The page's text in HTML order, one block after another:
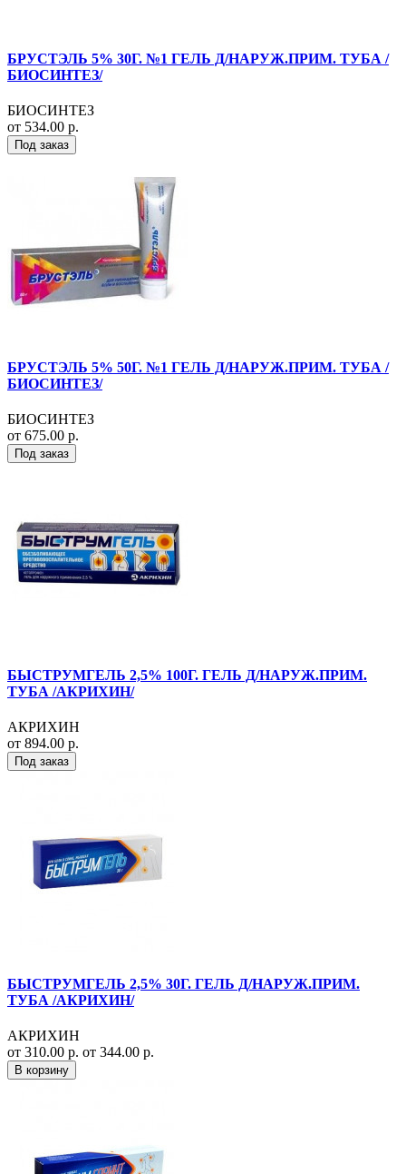
БРУСТЭЛЬ 5% 30Г. №1 ГЕЛЬ Д/НАРУЖ.ПРИМ. ТУБА /
БИОСИНТЕЗ/
БИОСИНТЕЗ
от 534.00 р.
Под заказ
БРУСТЭЛЬ 5% 50Г. №1 ГЕЛЬ Д/НАРУЖ.ПРИМ. ТУБА /
БИОСИНТЕЗ/
БИОСИНТЕЗ
от 675.00 р.
Под заказ
БЫСТРУМГЕЛЬ 2,5% 100Г. ГЕЛЬ Д/НАРУЖ.ПРИМ.
ТУБА /АКРИХИН/
АКРИХИН
от 894.00 р.
Под заказ
БЫСТРУМГЕЛЬ 2,5% 30Г. ГЕЛЬ Д/НАРУЖ.ПРИМ.
ТУБА /АКРИХИН/
АКРИХИН
от 310.00 р. от 344.00 р.
В корзину